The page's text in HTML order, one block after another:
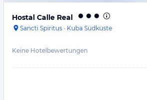
Hostal Calle Real
Sancti Spiritus · Kuba Südküste
Keine Hotelbewertungen